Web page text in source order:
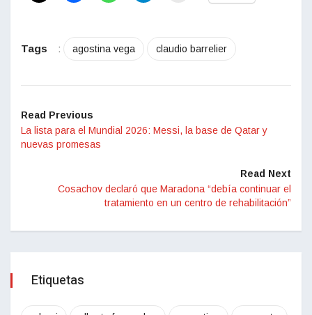
Tags : agostina vega claudio barrelier
Read Previous
La lista para el Mundial 2026: Messi, la base de Qatar y
nuevas promesas
Read Next
Cosachov declaró que Maradona “debía continuar el
tratamiento en un centro de rehabilitación”
Etiquetas